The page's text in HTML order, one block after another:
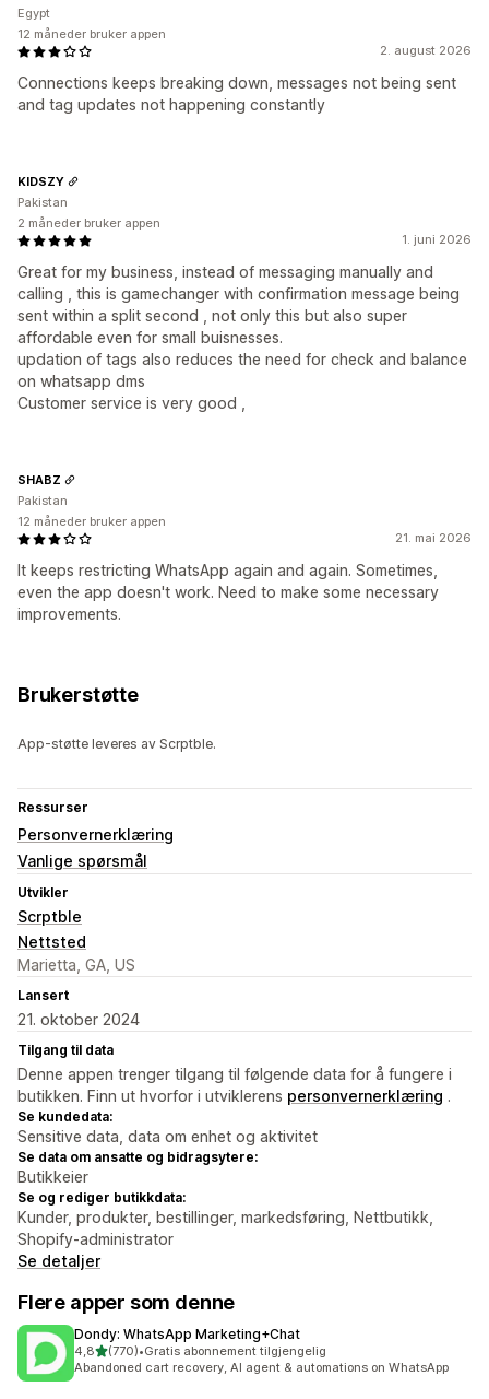
2. august 2026
Connections keeps breaking down, messages not being sent
and tag updates not happening constantly
Egypt
12 måneder bruker appen
1. juni 2026
Great for my business, instead of messaging manually and
calling , this is gamechanger with confirmation message being
sent within a split second , not only this but also super
affordable even for small buisnesses.
updation of tags also reduces the need for check and balance
on whatsapp dms
Customer service is very good ,
KIDSZY
Pakistan
2 måneder bruker appen
21. mai 2026
It keeps restricting WhatsApp again and again. Sometimes,
even the app doesn't work. Need to make some necessary
improvements.
SHABZ
Pakistan
12 måneder bruker appen
Brukerstøtte
App-støtte leveres av Scrptble.
Ressurser
Personvernerklæring
Vanlige spørsmål
Utvikler
Scrptble
Nettsted
Marietta, GA, US
Lansert
21. oktober 2024
Tilgang til data
Denne appen trenger tilgang til følgende data for å fungere i
butikken. Finn ut hvorfor i utviklerens personvernerklæring .
Se kundedata:
Sensitive data, data om enhet og aktivitet
Se data om ansatte og bidragsytere:
Butikkeier
Se og rediger butikkdata:
Kunder, produkter, bestillinger, markedsføring, Nettbutikk,
Shopify-administrator
Se detaljer
Flere apper som denne
Dondy: WhatsApp Marketing+Chat
4,8av 5 stjerner
(770)
Totalt 770 omtaler
•Gratis abonnement tilgjengelig
Abandoned cart recovery, AI agent & automations on WhatsApp